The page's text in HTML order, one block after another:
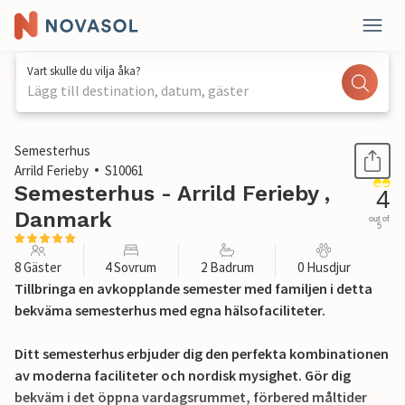
Vart skulle du vilja åka?
Lägg till destination, datum, gäster
1 / 19
Semesterhus
Arrild Ferieby
S10061
Semesterhus - Arrild Ferieby ,
Danmark
4
out of
5
8 Gäster 4 Sovrum 2 Badrum 0 Husdjur
Tillbringa en avkopplande semester med familjen i detta
bekväma semesterhus med egna hälsofaciliteter.
Ditt semesterhus erbjuder dig den perfekta kombinationen
av moderna faciliteter och nordisk mysighet. Gör dig
bekväm i det öppna vardagsrummet, förbered måltider